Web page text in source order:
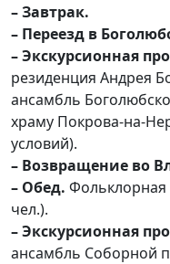
– Завтрак.
– Переезд в
– Экскурсионная
резиденция Андрея
ансамбль
храму Покрова-на-
условий).
– Возвращение во
– Обед. Фольклорная
чел.).
– Экскурсионная
ансамбль Соборной